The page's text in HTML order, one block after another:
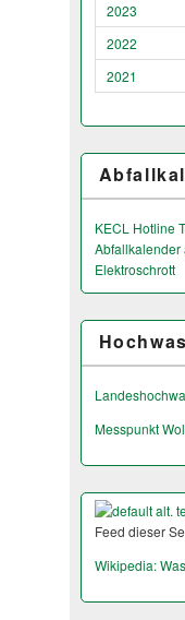
2023
2022
2021
KECL Hotline
Abfallkalender
Elektroschrott
Messpunkt
Feed dieser
Wikipedia: